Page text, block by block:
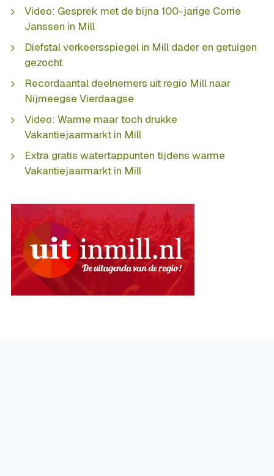
Video: Gesprek met de bijna 100-jarige Corrie
Janssen in Mill
Diefstal verkeersspiegel in Mill dader en getuigen
gezocht
Recordaantal deelnemers uit regio Mill naar
Nijmeegse Vierdaagse
Video: Warme maar toch drukke
Vakantiejaarmarkt in Mill
Extra gratis watertappunten tijdens warme
Vakantiejaarmarkt in Mill